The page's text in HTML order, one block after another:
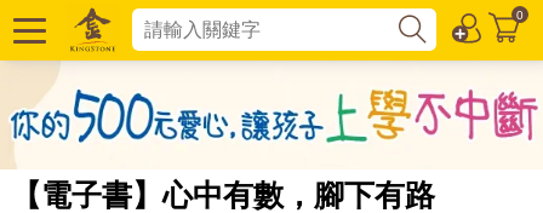
0
【電子書】心中有數，腳下有路